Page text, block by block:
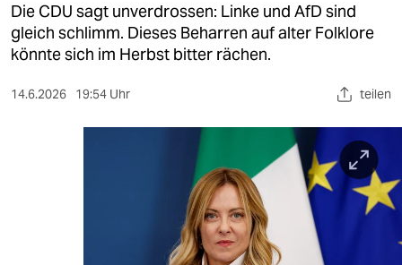
sport
Die CDU sagt unverdrossen: Linke und AfD sind
gleich schlimm. Dieses Beharren auf alter Folklore
könnte sich im Herbst bitter rächen.
14.6.2026 19:54 Uhr teilen